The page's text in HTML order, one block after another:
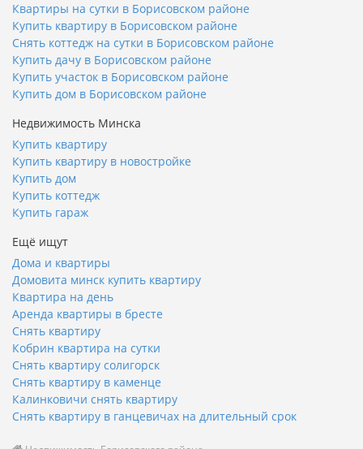
Квартиры на сутки в Борисовском районе
Купить квартиру в Борисовском районе
Снять коттедж на сутки в Борисовском районе
Купить дачу в Борисовском районе
Купить участок в Борисовском районе
Купить дом в Борисовском районе
Недвижимость Минска
Купить квартиру
Купить квартиру в новостройке
Купить дом
Купить коттедж
Купить гараж
Ещё ищут
Дома и квартиры
Домовита минск купить квартиру
Квартира на день
Аренда квартиры в бресте
Снять квартиру
Кобрин квартира на сутки
Снять квартиру солигорск
Снять квартиру в каменце
Калинковичи снять квартиру
Снять квартиру в ганцевичах на длительный срок